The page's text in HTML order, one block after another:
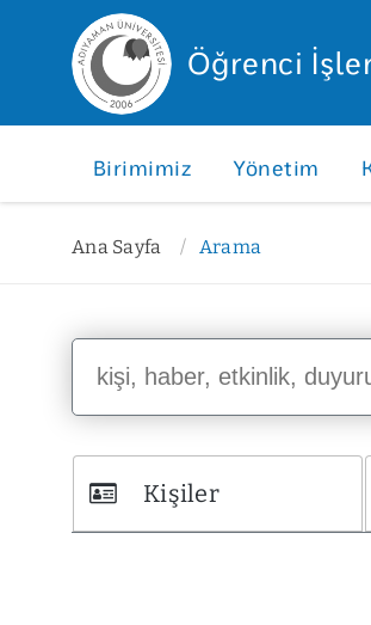
Öğrenci
Birimimiz Yönetim
Ana Sayfa Arama
Kişiler